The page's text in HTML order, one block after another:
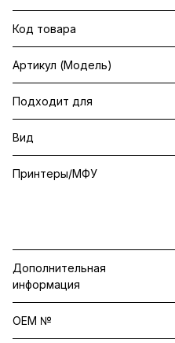
Код товара
Артикул (Модель)
Подходит для
Вид
Принтеры/МФУ
Дополнительная
информация
OEM №